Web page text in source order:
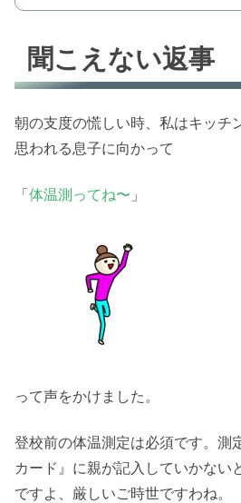
聞こえない返事
朝の支度の慌しい時、私はキッチ
思われる息子に向かって
「体温測ってね〜 」
って声をかけました。
登校前の体温測定は必須です。測
カード』に親が記入していかない
ですよ、厳しいご時世ですわね。